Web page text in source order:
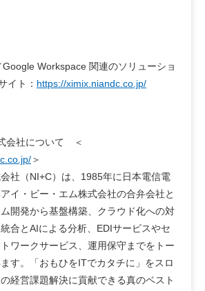
Google Workspace 関連のソリューショ
イト： https://ximix.niandc.co.jp/
会社について ＜
＞
社（NI+C）は、1985年に日本電信電
イ・ビー・エム株式会社の合弁会社と
開発から基盤構築、クラウド化への対
合とAIによる分析、EDIサービスやセ
ワークサービス、運用保守までをトー
す。「おもひをITでカタチに」をスロ
経営課題解決に貢献できる真のベスト